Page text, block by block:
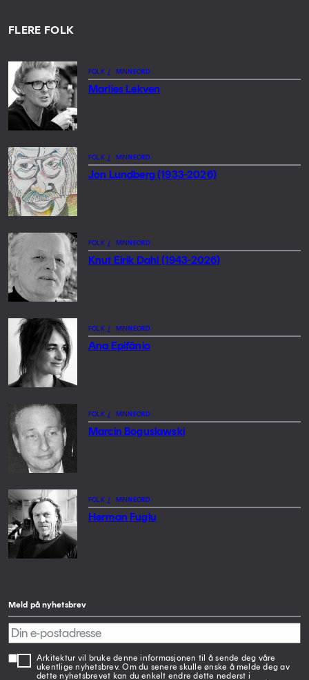
FLERE FOLK
FOLK / MINNEORD
Marlies Lekven
FOLK / MINNEORD
Jon Lundberg (1933-2026)
FOLK / MINNEORD
Knut Eirik Dahl (1943-2026)
FOLK / MINNEORD
Ana Epifânio
FOLK / MINNEORD
Marcin Boguslawski
FOLK / MINNEORD
Herman Fuglu
Meld på nyhetsbrev
Arkitektur vil bruke denne informasjonen til å sende deg våre
ukentlige nyhetsbrev. Om du senere skulle ønske å melde deg av
dette nyhetsbrevet kan du enkelt endre dette nederst i